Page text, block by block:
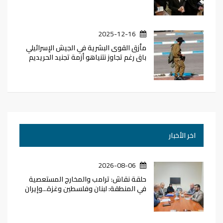
2025-12-16
مأزق القوى البشرية في الجيش الإسرائيلي
باق رغم تجاوز نتنياهو أزمة تجنيد الحريديم
اخر الأخبار
2026-08-06
حلقة نقاش: ترامب والمخارج المستعصية
في المنطقة: لبنان وفلسطين وغزة...وإيران